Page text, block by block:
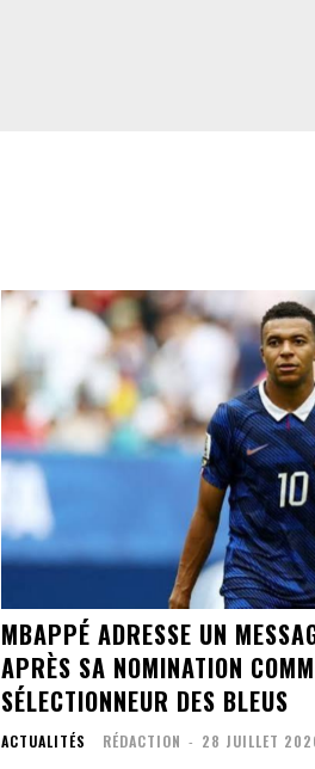
MBAPPÉ ADRESSE UN
APRÈS SA NOMINATION
SÉLECTIONNEUR DES BLEUS
ACTUALITÉS RÉDACTION - 28 JUILLET